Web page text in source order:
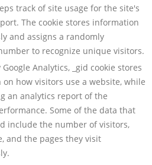
track of site usage for the site's
The cookie stores information
and assigns a randomly
to recognize unique visitors.
Analytics, _gid cookie stores
how visitors use a website, while
an analytics report of the
Some of the data that
include the number of visitors,
and the pages they visit